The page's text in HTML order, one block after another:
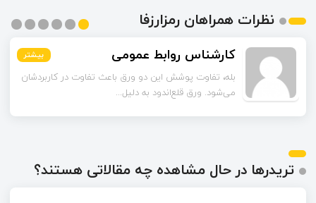
نظرات همراهان رمزارزفا
بیشتر اسماعیل زاده بیشتر
تا قبل از خوندن این مقاله فکر می‌کردم ورق قلع‌اندود
همون ورق گالوانیزه است. تفاو...
بیشتر
بیشتر
بیشتر
بیشتر
تریدرها در حال مشاهده چه مقالاتی هستند؟